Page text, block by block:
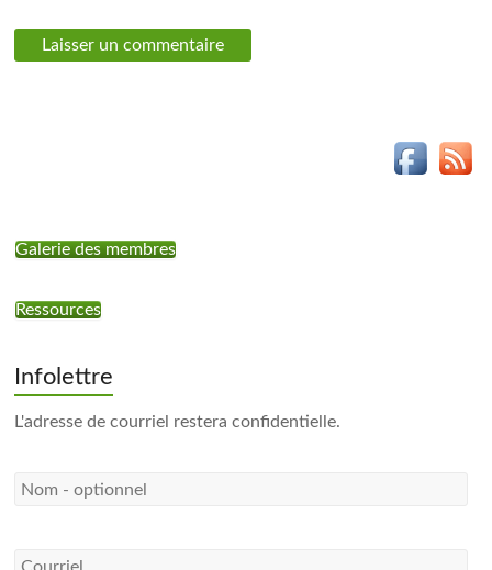
Galerie des membres
Ressources
Infolettre
L'adresse de courriel restera confidentielle.